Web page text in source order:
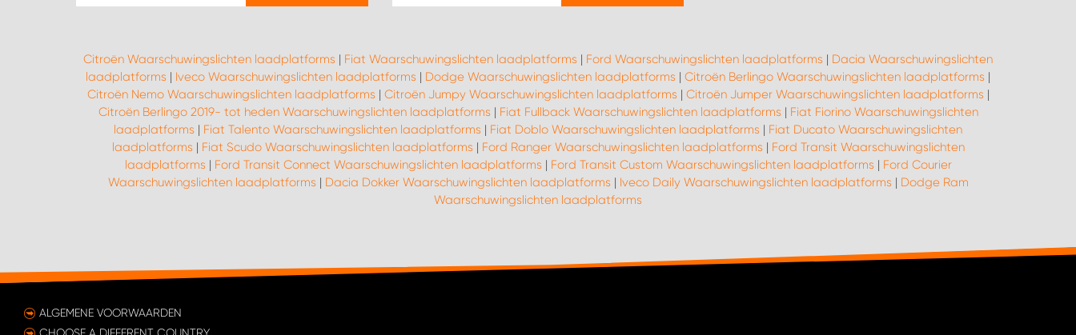
Citroën Waarschuwingslichten laadplatforms | Fiat Waarschuwingslichten laadplatforms | Ford Waarschuwingslichten laadplatforms | Dacia Waarschuwingslichten
laadplatforms | Iveco Waarschuwingslichten laadplatforms | Dodge Waarschuwingslichten laadplatforms | Citroën Berlingo Waarschuwingslichten laadplatforms |
Citroën Nemo Waarschuwingslichten laadplatforms | Citroën Jumpy Waarschuwingslichten laadplatforms | Citroën Jumper Waarschuwingslichten laadplatforms |
Citroën Berlingo 2019- tot heden Waarschuwingslichten laadplatforms | Fiat Fullback Waarschuwingslichten laadplatforms | Fiat Fiorino Waarschuwingslichten
laadplatforms | Fiat Talento Waarschuwingslichten laadplatforms | Fiat Doblo Waarschuwingslichten laadplatforms | Fiat Ducato Waarschuwingslichten
laadplatforms | Fiat Scudo Waarschuwingslichten laadplatforms | Ford Ranger Waarschuwingslichten laadplatforms | Ford Transit Waarschuwingslichten
laadplatforms | Ford Transit Connect Waarschuwingslichten laadplatforms | Ford Transit Custom Waarschuwingslichten laadplatforms | Ford Courier
Waarschuwingslichten laadplatforms | Dacia Dokker Waarschuwingslichten laadplatforms | Iveco Daily Waarschuwingslichten laadplatforms | Dodge Ram
Waarschuwingslichten laadplatforms
ALGEMENE VOORWAARDEN